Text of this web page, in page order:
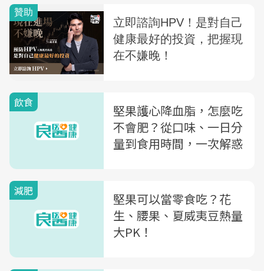
飲食
堅果護心降血脂，怎麼吃
不會肥？從口味、一日分
量到食用時間，一次解惑
減肥
堅果可以當零食吃？花
生、腰果、夏威夷豆熱量
大PK！